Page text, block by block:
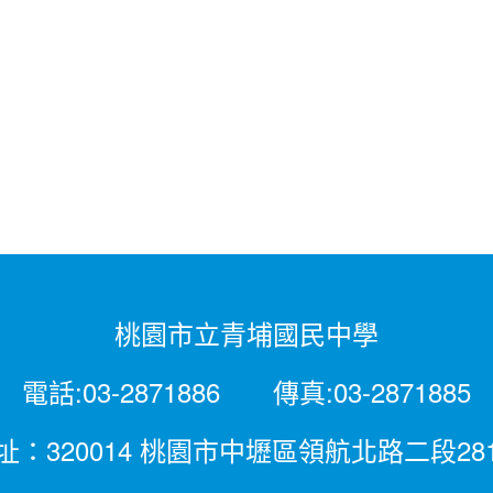
桃園市立青埔國民中學
電話:03-2871886 傳真:03-2871885
：320014 桃園市中壢區領航北路二段